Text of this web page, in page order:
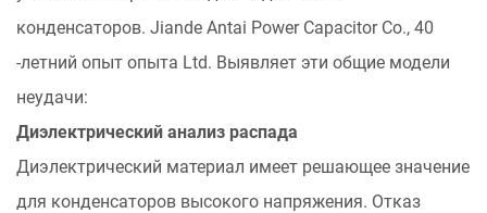
конденсаторов. Jiande Antai Power Capacitor Co., 40
-летний опыт опыта Ltd. Выявляет эти общие модели
неудачи:
Диэлектрический анализ распада
Диэлектрический материал имеет решающее значение
для конденсаторов высокого напряжения. Отказ